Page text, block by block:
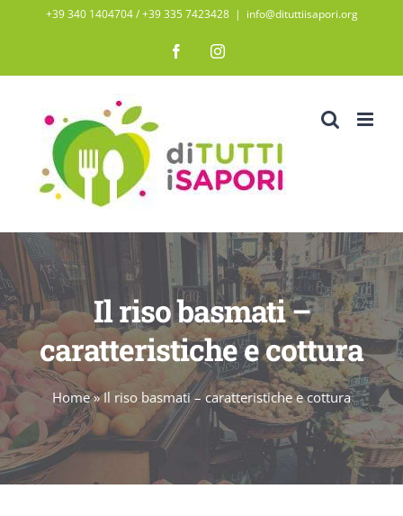
contenuto
+39 340 1404704 / ‭+39 335 7423428‬ | info@dituttiisapori.org
FacebookInstagram
Il riso basmati –
caratteristiche e cottura
Home»Il riso basmati – caratteristiche e cottura